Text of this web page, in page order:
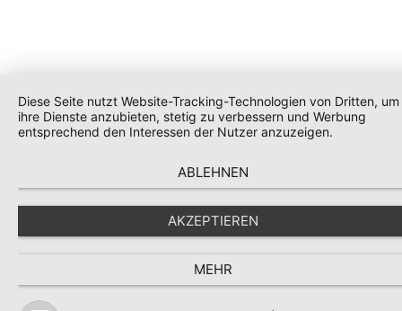
Diese Seite nutzt Website-Tracking-Technologien von Dritten, um
ihre Dienste anzubieten, stetig zu verbessern und Werbung
entsprechend den Interessen der Nutzer anzuzeigen.
ABLEHNEN
AKZEPTIEREN
MEHR